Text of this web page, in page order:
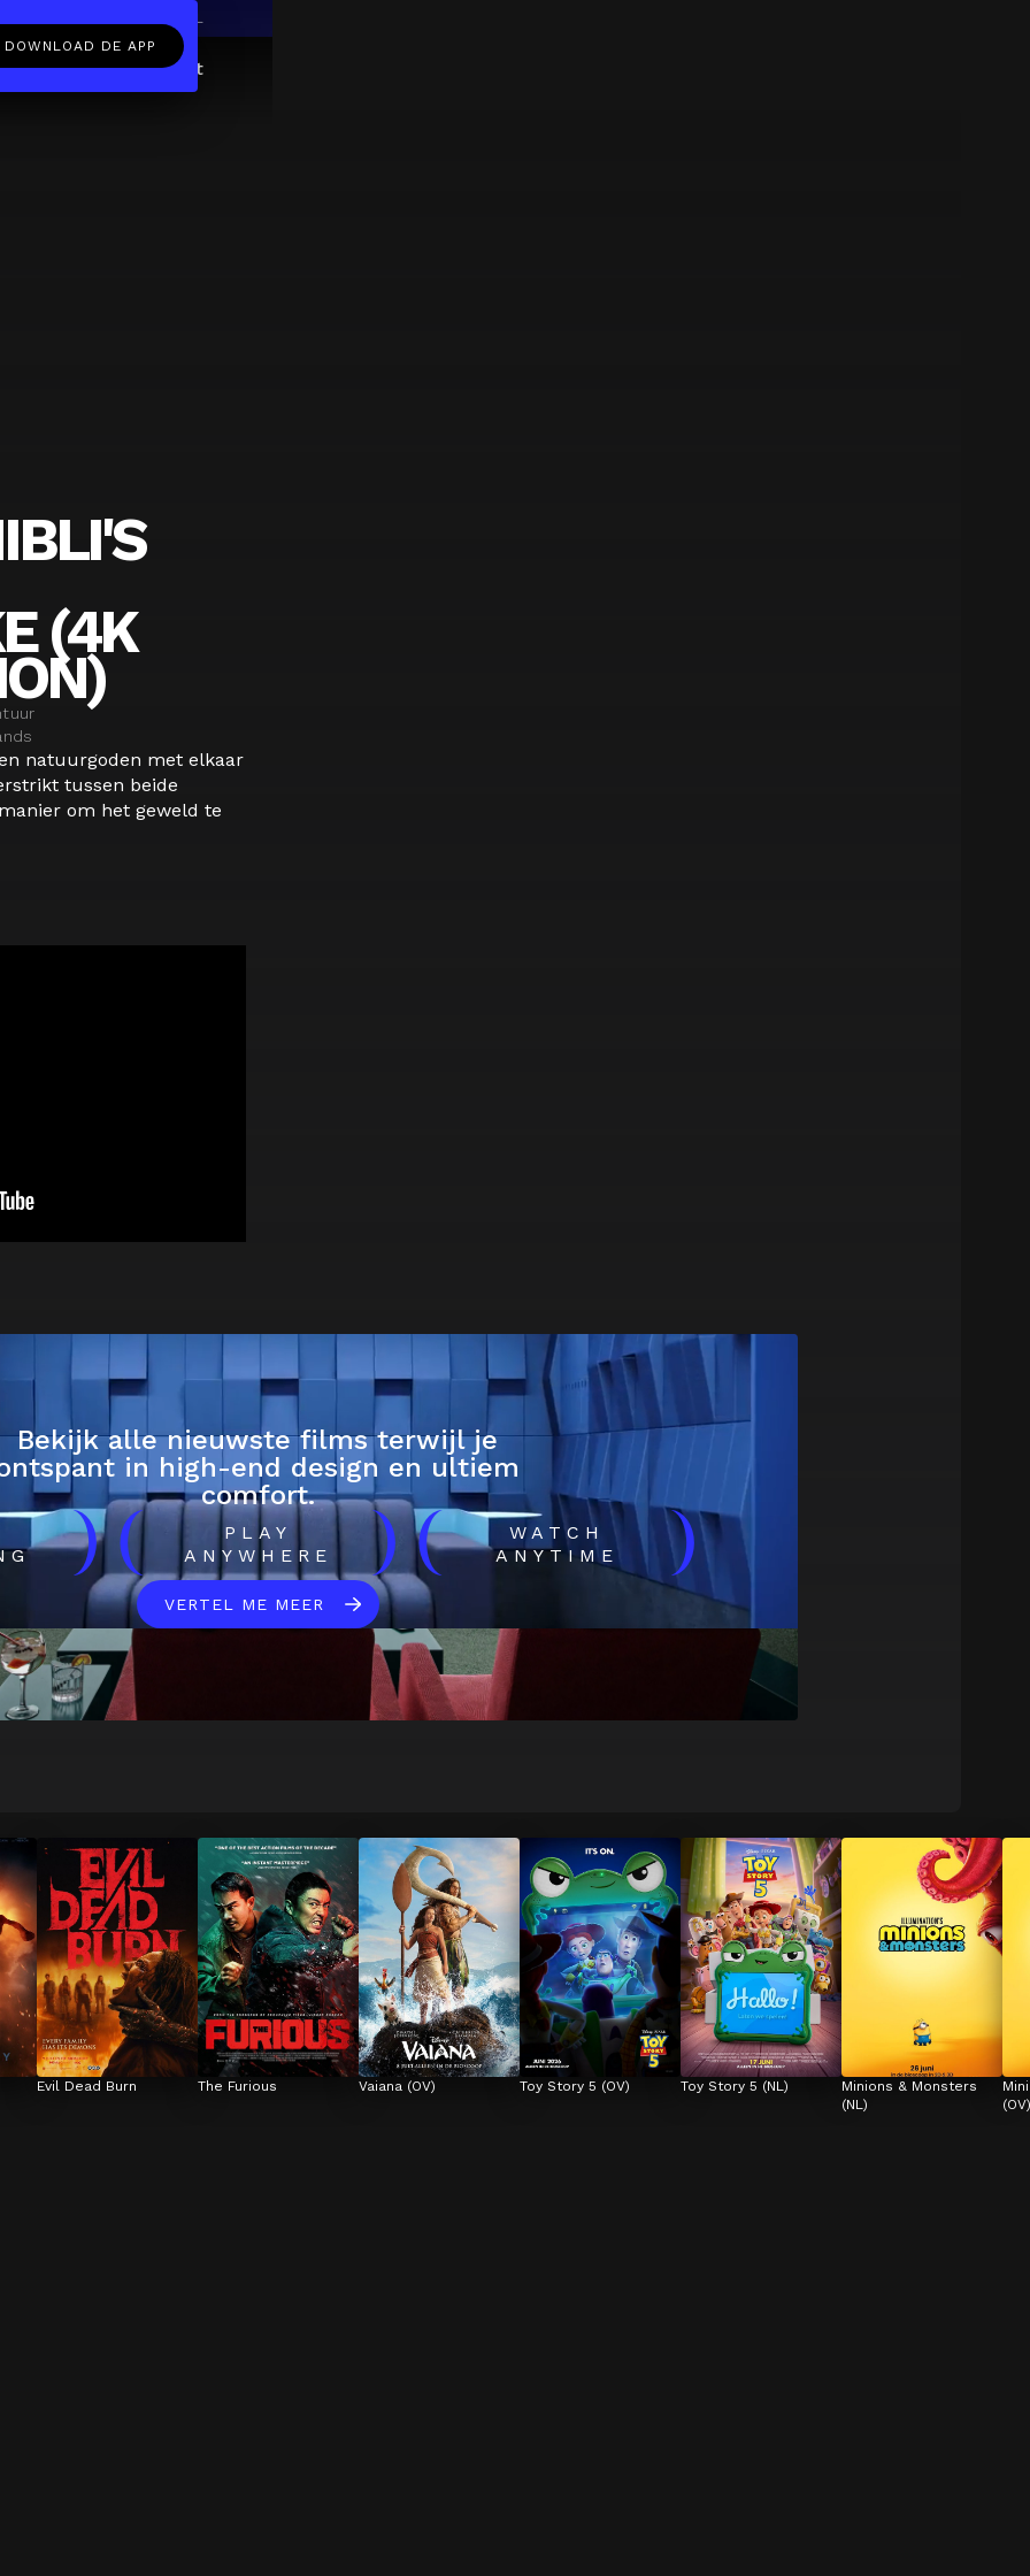
NL
OverFAQContact
DOWNLOAD DE APP
(4K
natuurgoden met elkaar
tussen beide
om het geweld te
Bekijk alle nieuwste films terwijl je
in high-end design en ultiem
comfort.
)(
PLAY
ANYWHERE
)(
WATCH
ANYTIME
)
VERTEL ME MEER
Evil Dead Burn The Furious Vaiana (OV) Toy Story 5 (OV) Toy Story 5 (NL)
Minions & Monsters
(NL)
(OV)